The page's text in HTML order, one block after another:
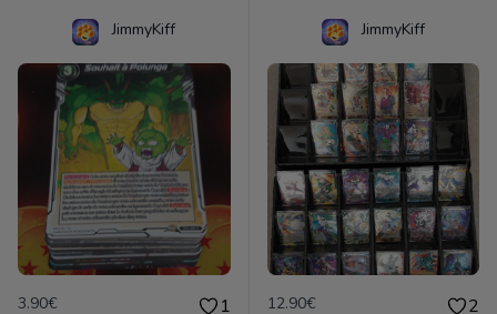
JimmyKiff
3.90€ 1
JimmyKiff
12.90€ 2